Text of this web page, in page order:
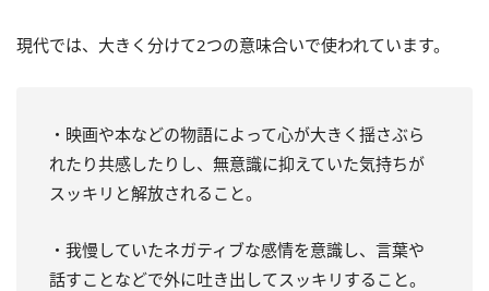
現代では、大きく分けて2つの意味合いで使われています。
・映画や本などの物語によって心が大きく揺さぶら
れたり共感したりし、無意識に抑えていた気持ちが
スッキリと解放されること。
・我慢していたネガティブな感情を意識し、言葉や
話すことなどで外に吐き出してスッキリすること。